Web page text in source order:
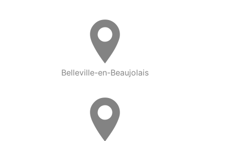
Belleville-en-Beaujolais